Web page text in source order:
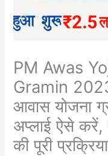
PM Awas
Gramin
आवास योजना
अप्लाई ऐसे
की पूरी